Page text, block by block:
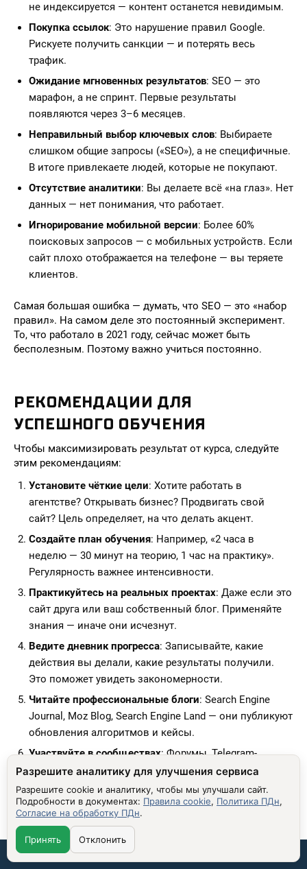
не индексируется — контент останется невидимым.
Покупка ссылок: Это нарушение правил Google.
Рискуете получить санкции — и потерять весь
трафик.
Ожидание мгновенных результатов: SEO — это
марафон, а не спринт. Первые результаты
появляются через 3–6 месяцев.
Неправильный выбор ключевых слов: Выбираете
слишком общие запросы («SEO»), а не специфичные.
В итоге привлекаете людей, которые не покупают.
Отсутствие аналитики: Вы делаете всё «на глаз». Нет
данных — нет понимания, что работает.
Игнорирование мобильной версии: Более 60%
поисковых запросов — с мобильных устройств. Если
сайт плохо отображается на телефоне — вы теряете
клиентов.
Самая большая ошибка — думать, что SEO — это «набор
правил». На самом деле это постоянный эксперимент.
То, что работало в 2021 году, сейчас может быть
бесполезным. Поэтому важно учиться постоянно.
РЕКОМЕНДАЦИИ ДЛЯ
УСПЕШНОГО ОБУЧЕНИЯ
Чтобы максимизировать результат от курса, следуйте
этим рекомендациям:
Установите чёткие цели: Хотите работать в
агентстве? Открывать бизнес? Продвигать свой
сайт? Цель определяет, на что делать акцент.
Создайте план обучения: Например, «2 часа в
неделю — 30 минут на теорию, 1 час на практику».
Регулярность важнее интенсивности.
Практикуйтесь на реальных проектах: Даже если это
сайт друга или ваш собственный блог. Применяйте
знания — иначе они исчезнут.
Ведите дневник прогресса: Записывайте, какие
действия вы делали, какие результаты получили.
Это поможет увидеть закономерности.
Читайте профессиональные блоги: Search Engine
Journal, Moz Blog, Search Engine Land — они публикуют
обновления алгоритмов и кейсы.
Участвуйте в сообществах: Форумы, Telegram-
каналы, LinkedIn-группы. Общение с коллегами
помогает избежать ошибок.
Не бойтесь экспериментировать: Попробуйте разные
подходы к контенту, разную структуру ссылок.
Изучайте, что работает — и почему.
Проверяйте результаты: Не полагайтесь на
Связаться со мной:
Разрешите аналитику для улучшения сервиса
Разрешите cookie и аналитику, чтобы мы улучшали сайт.
Подробности в документах: Правила cookie, Политика ПДн,
Согласие на обработку ПДн.
Принять Отклонить